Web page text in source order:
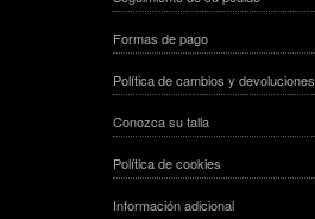
Formas de pago
Política de cambios y devoluciones
Conozca su talla
Política de cookies
Información adicional